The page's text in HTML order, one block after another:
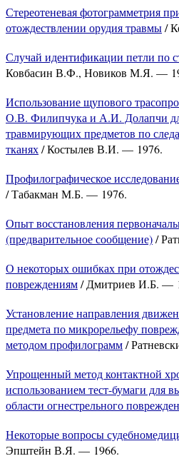
Стереотеневая фотограмметрия
отождествлении орудия травмы/
Случай идентификации петли по
Ковбасин В.Ф., Новиков М.Я. —
Использование щупового
О.В. Филипчука и А.И. Долапчи
травмирующих предметов по
тканях/ Костылев В.И. — 1976.
Профилографическое
/ Табакман М.Б. — 1976.
Опыт восстановления
(предварительное сообщение)/
О некоторых ошибках при
повреждениям/ Дмитриев И.Б. —
Установление направления
предмета по микрорельефу
методом профилограмм/
Упрощенный метод контактной
использованием тест-бумаги для
области огнестрельного
Некоторые вопросы
Эпштейн В.Я. — 1966.